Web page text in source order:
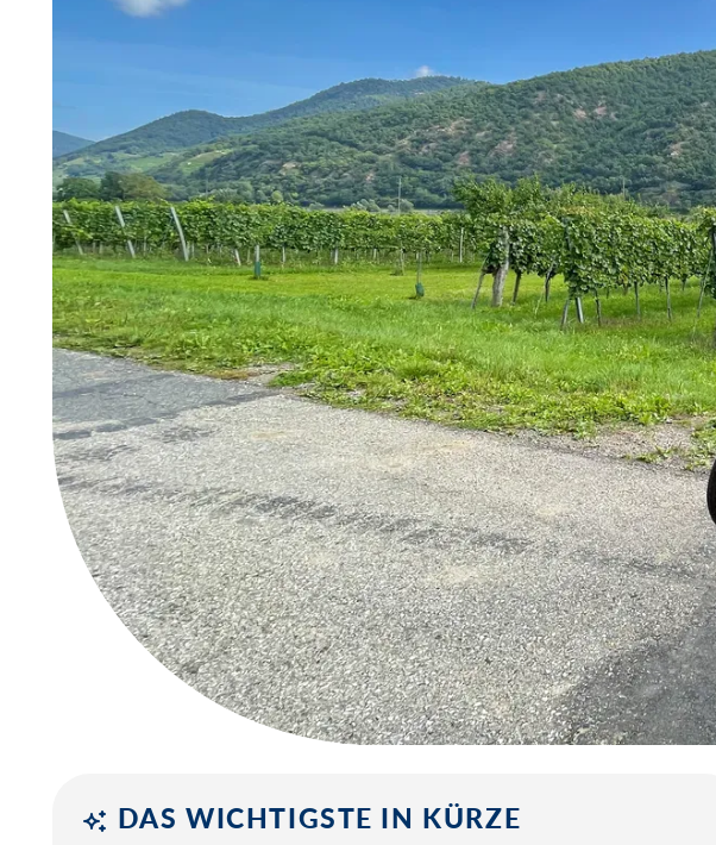
DAS WICHTIGSTE IN KÜRZE